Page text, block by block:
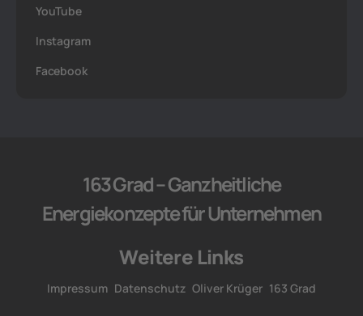
YouTube
Instagram
Facebook
163 Grad – Ganzheitliche
Energiekonzepte für Unternehmen
Weitere Links
Impressum Datenschutz Oliver Krüger 163 Grad